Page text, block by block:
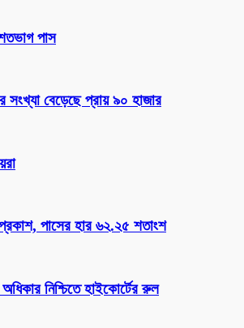
পাস
সংখ্যা বেড়েছে প্রায় ৯০ হাজার
পাসের হার ৬২.২৫ শতাংশ
নিশ্চিতে হাইকোর্টের রুল